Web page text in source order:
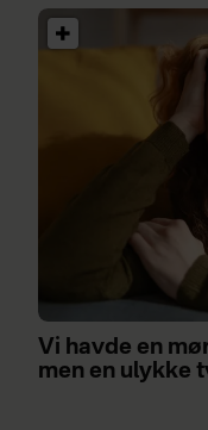
Vi havde en
men en ulykke